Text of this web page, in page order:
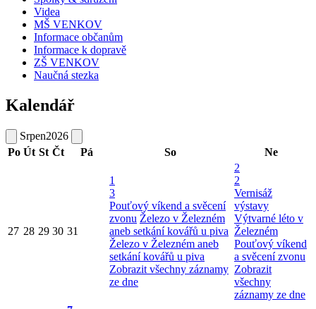
Videa
MŠ VENKOV
Informace občanům
Informace k dopravě
ZŠ VENKOV
Naučná stezka
Kalendář
Srpen2026
Po Út St Čt Pá So Ne
27 28 29 30 31
1
3
Pouťový víkend a svěcení
zvonu Železo v Železném
aneb setkání kovářů u piva
Železo v Železném aneb
setkání kovářů u piva
Zobrazit všechny záznamy
ze dne
2
2
Vernisáž
výstavy
Výtvarné léto v
Železném
Pouťový víkend
a svěcení zvonu
Zobrazit
všechny
záznamy ze dne